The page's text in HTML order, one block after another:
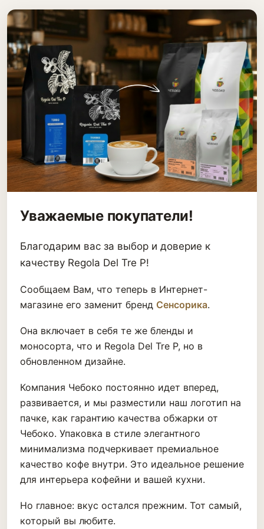
Уважаемые покупатели!
Благодарим вас за выбор и доверие к
качеству Regola Del Tre P!
Сообщаем Вам, что теперь в Интернет-
магазине его заменит бренд Сенсорика.
Она включает в себя те же бленды и
моносорта, что и Regola Del Tre P, но в
обновленном дизайне.
Компания Чебоко постоянно идет вперед,
развивается, и мы разместили наш логотип на
пачке, как гарантию качества обжарки от
Чебоко. Упаковка в стиле элегантного
минимализма подчеркивает премиальное
качество кофе внутри. Это идеальное решение
для интерьера кофейни и вашей кухни.
Но главное: вкус остался прежним. Тот самый,
который вы любите.